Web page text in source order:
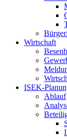
Wirtschaft
ISEK-
Ablauf